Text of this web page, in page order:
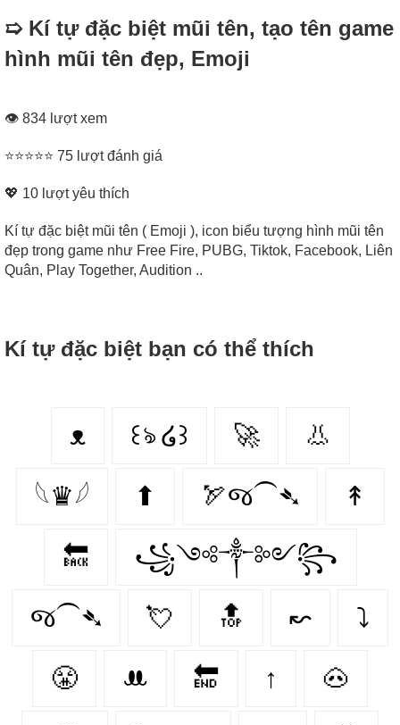
➯ Kí tự đặc biệt mũi tên, tạo tên game
hình mũi tên đẹp, Emoji
👁 834 lượt xem
⭐⭐⭐⭐⭐ 75 lượt đánh giá
💖 10 lượt yêu thích
Kí tự đặc biệt mũi tên ( Emoji ), icon biểu tượng hình mũi tên
đẹp trong game như Free Fire, PUBG, Tiktok, Facebook, Liên
Quân, Play Together, Audition ..
Kí tự đặc biệt bạn có thể thích
ᴥ ꒰ঌ ໒꒱ 🚀 👃
𓆩♛𓆪 ⬆ 🏹જ⁀➴ ↟
🔙 ꧁༺༒༻꧂
જ⁀➴ 💘 🔝 ↜ ⤵
😤 ꔚ 🔚 ↑ 🐽